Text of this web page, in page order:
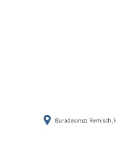
Buradasınız: Remisch,